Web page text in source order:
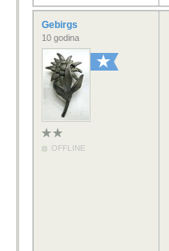
Gebirgs
10 godina
OFFLINE